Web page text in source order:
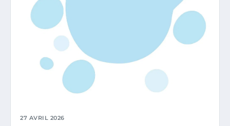
27 AVRIL 2026